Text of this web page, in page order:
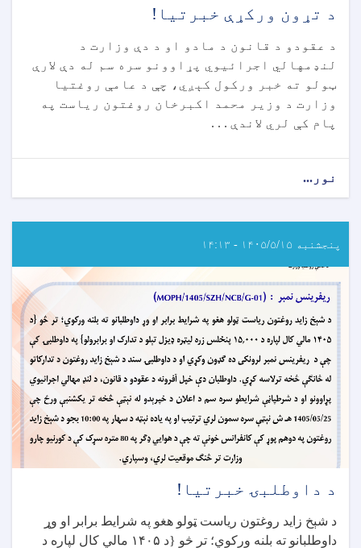
د تړون ورکړې خبرتیا!
د عقودو د قانون د مادو او د دې وزارت د
لنډمهالي اجرائیوي پړاوونو سره سم له دې لارې
ټولو ته خبر ورکول کېږي، چې د عامې روغتیا
وزارت د وزیر محمد اکبرخان روغتون ریاست په
پام کې لري لاندې . . .
نور...
ورکړې
خبرتیا!پنجشنبه ۱۴۰۵/۵/۱۵ - ۱۴:۱۳
د داوطلبۍ خبرتیا!
د شېخ زاید روغتون ریاست ټولو هغو په شرایط برابر او وړ
داوطلبانو ته بلنه ورکوي؛ تر څو {د ۱۴۰۵ مالي کال لپاره د